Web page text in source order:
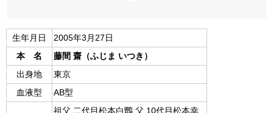
生年月日
2005年3月27日
本 名
藤間 齋（ふじま いつき）
出身地
東京
血液型
AB型
祖父 二代目松本白鸚 父 10代目松本幸